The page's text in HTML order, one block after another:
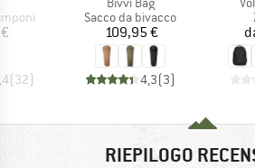
(32)
Gruppo di prodotti
Sacco da bivacco
Prezzo
109,95 €
4,3(3)
RIEPILOGO